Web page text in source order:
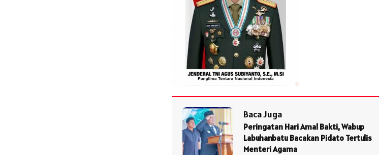
Baca Juga
Peringatan Hari Amal Bakti, Wabup
Labuhanbatu Bacakan Pidato Tertulis
Menteri Agama